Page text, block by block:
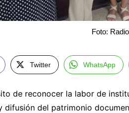
Foto:
Twitter WhatsApp
de reconocer la labor de
difusión del patrimonio